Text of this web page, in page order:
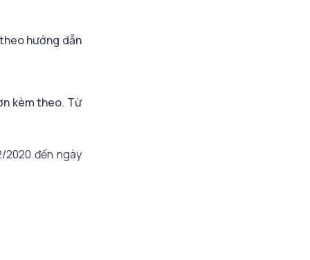
theo hướng dẫn
kèm theo. Từ
2020 đến ngày